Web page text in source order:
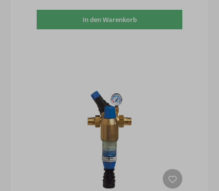
In den Warenkorb